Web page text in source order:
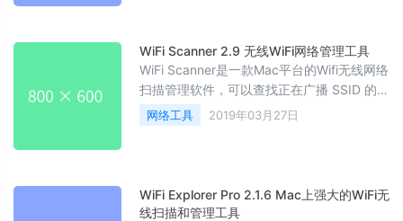
面左上角的 “Paste URL”，就能自动识别 4K
率、格式后就开始下载了。
WiFi Scanner 2.9 无线WiFi网络管理工具
WiFi Scanner是一款Mac平台的Wifi无线网络
扫描管理软件，可以查找正在广播 SSID 的接
入点和客户端。它可以用于WiFi现场调查，
WiFi 的发现，并连接到的无线网络。该工具
网络工具 2019年03月27日
WiFi Explorer Pro 2.1.6 Mac上强大的WiFi无
线扫描和管理工具